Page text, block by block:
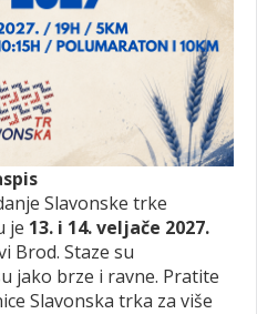
Slavonske trke
je 13. i 14. veljače 2027.
Brod. Staze su
jako brze i ravne. Pratite
Slavonska trka za više